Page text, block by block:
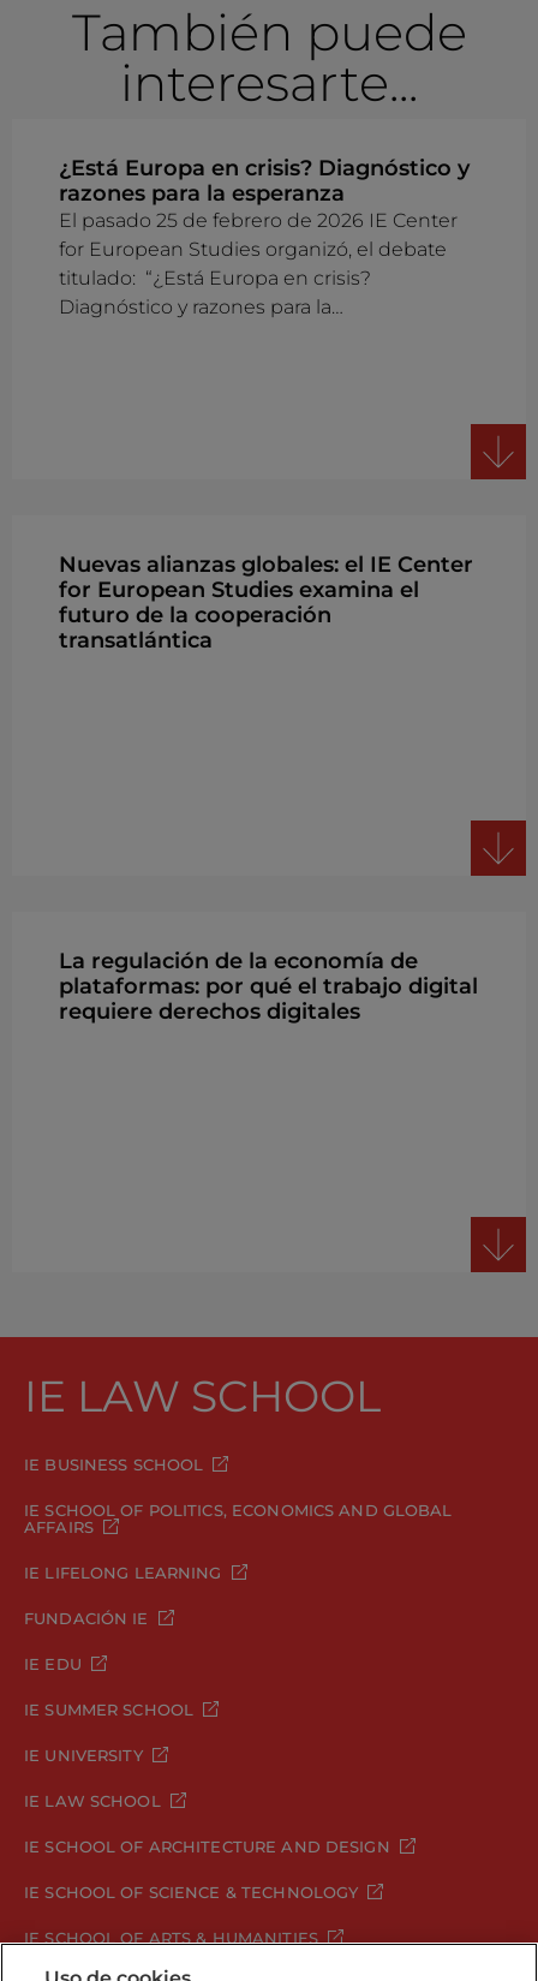
También puede
interesarte...
¿Está Europa en crisis? Diagnóstico y
razones para la esperanza
El pasado 25 de febrero de 2026 IE Center
for European Studies organizó, el debate
titulado: “¿Está Europa en crisis?
Diagnóstico y razones para la…
Nuevas alianzas globales: el IE Center
for European Studies examina el
futuro de la cooperación
transatlántica
La regulación de la economía de
plataformas: por qué el trabajo digital
requiere derechos digitales
IE LAW SCHOOL
IE BUSINESS SCHOOL
IE SCHOOL OF POLITICS, ECONOMICS AND GLOBAL
AFFAIRS
IE LIFELONG LEARNING
FUNDACIÓN IE
IE EDU
IE SUMMER SCHOOL
IE UNIVERSITY
IE LAW SCHOOL
IE SCHOOL OF ARCHITECTURE AND DESIGN
IE SCHOOL OF SCIENCE & TECHNOLOGY
IE SCHOOL OF ARTS & HUMANITIES